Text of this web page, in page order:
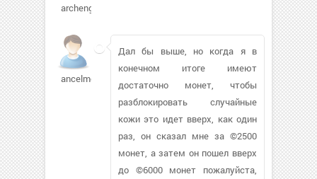
archengel
ancelmo
Дал бы выше, но когда я в
конечном итоге имеют
достаточно монет, чтобы
разблокировать случайные
кожи это идет вверх, как один
раз, он сказал мне за ©2500
монет, а затем он пошел вверх
до ©6000 монет пожалуйста,